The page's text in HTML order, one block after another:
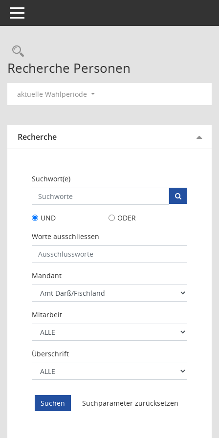
Toggle navigation
Rechercheauswahl
Recherche Personen
aktuelle Wahlperiode
Recherche
Suchwort(e)
UND
ODER
Worte ausschliessen
Mandant
Mitarbeit
Überschrift